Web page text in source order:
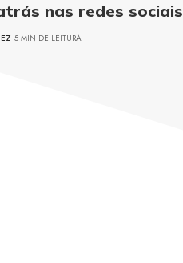
nas redes sociais
5 MIN DE LEITURA